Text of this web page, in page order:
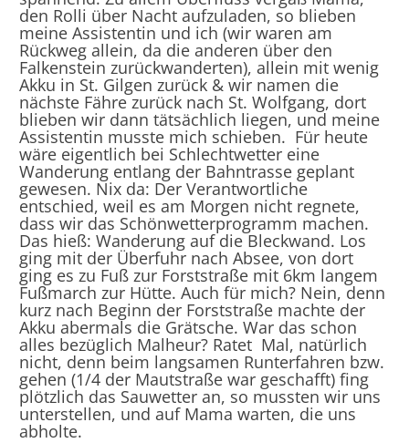
den Rolli über Nacht aufzuladen, so blieben
meine Assistentin und ich (wir waren am
Rückweg allein, da die anderen über den
Falkenstein zurückwanderten), allein mit wenig
Akku in St. Gilgen zurück & wir namen die
nächste Fähre zurück nach St. Wolfgang, dort
blieben wir dann tätsächlich liegen, und meine
Assistentin musste mich schieben. Für heute
wäre eigentlich bei Schlechtwetter eine
Wanderung entlang der Bahntrasse geplant
gewesen. Nix da: Der Verantwortliche
entschied, weil es am Morgen nicht regnete,
dass wir das Schönwetterprogramm machen.
Das hieß: Wanderung auf die Bleckwand. Los
ging mit der Überfuhr nach Absee, von dort
ging es zu Fuß zur Forststraße mit 6km langem
Fußmarch zur Hütte. Auch für mich? Nein, denn
kurz nach Beginn der Forststraße machte der
Akku abermals die Grätsche. War das schon
alles bezüglich Malheur? Ratet Mal, natürlich
nicht, denn beim langsamen Runterfahren bzw.
gehen (1/4 der Mautstraße war geschafft) fing
plötzlich das Sauwetter an, so mussten wir uns
unterstellen, und auf Mama warten, die uns
abholte.